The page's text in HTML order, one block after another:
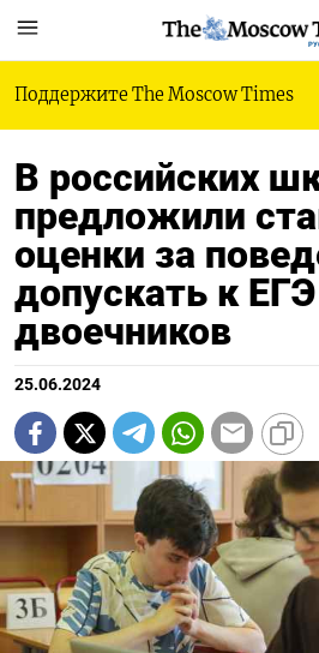
Поддержите The Moscow Times
В российских
предложили
оценки за
допускать к ЕГЭ
двоечников
25.06.2024